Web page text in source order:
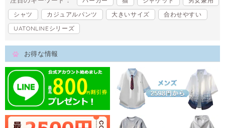
シャツ
カジュアルパンツ 大きいサイズ
合わせやすい
UATONLINEシリーズ
お得な情報